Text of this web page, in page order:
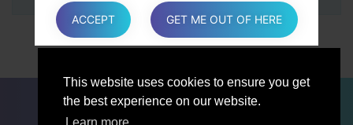
This website uses cookies to ensure you get
the best experience on our website.
PORÓWNAJ
zgodnych z prawem interesów
prowadzonej przez właściciela lub
osobę trzecią.
przyjemnością pomoże wyjaśnić
konkretną podstawę prawną, która ma
ACCEPT GET ME OUT OF HERE